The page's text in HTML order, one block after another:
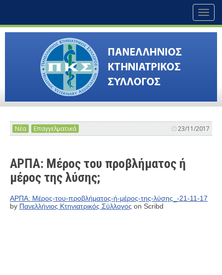
Νέα Επαγγελματικά 23/11/2017
ΑΡΠΑ: Μέρος του προβλήματος ή
μέρος της λύσης;
ΑΡΠΑ: Μέρος-του-προβλήματος-ή-μέρος-της-λύσης_-21-11-17
by Πανελλήνιος Κτηνιατρικός Σύλλογος on Scribd